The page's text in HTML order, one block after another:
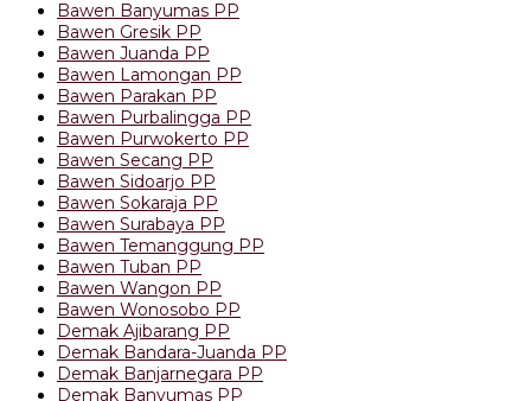
Bawen Banyumas PP
Bawen Gresik PP
Bawen Juanda PP
Bawen Lamongan PP
Bawen Parakan PP
Bawen Purbalingga PP
Bawen Purwokerto PP
Bawen Secang PP
Bawen Sidoarjo PP
Bawen Sokaraja PP
Bawen Surabaya PP
Bawen Temanggung PP
Bawen Tuban PP
Bawen Wangon PP
Bawen Wonosobo PP
Demak Ajibarang PP
Demak Bandara-Juanda PP
Demak Banjarnegara PP
Demak Banyumas PP